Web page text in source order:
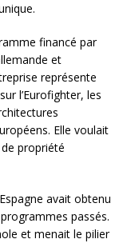
financé par
et
représente
l’Eurofighter, les
Elle voulait
propriété
avait obtenu
passés.
et menait le pilier